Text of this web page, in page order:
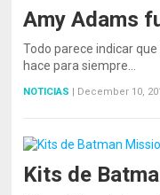
Amy Adams
Todo parece indicar
hace para siempre…
NOTICIAS | December 10,
Kits de